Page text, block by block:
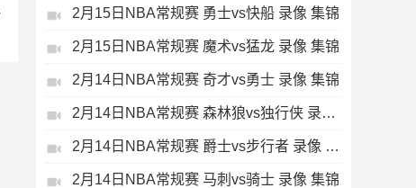
2月15日NBA常规赛 勇士vs快船 录像 集锦
2月15日NBA常规赛 魔术vs猛龙 录像 集锦
2月14日NBA常规赛 奇才vs勇士 录像 集锦
2月14日NBA常规赛 森林狼vs独行侠 录像 集锦
2月14日NBA常规赛 爵士vs步行者 录像 集锦
2月14日NBA常规赛 马刺vs骑士 录像 集锦